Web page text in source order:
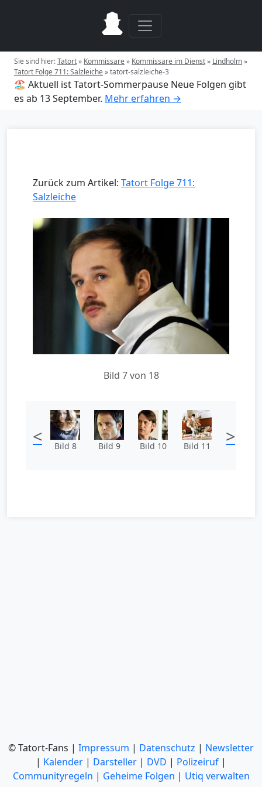
Sie sind hier:Tatort» Kommissare» Kommissare im Dienst» Lindholm»
Tatort Folge 711: Salzleiche»tatort-salzleiche-3
🏖️ Aktuell ist Tatort-Sommerpause Neue Folgen gibt
es ab 13 September. Mehr erfahren →
Zurück zum Artikel: Tatort Folge 711:
Salzleiche
Bild 7 von 18
< Bild 8 Bild 9 Bild 10 Bild 11 >
© Tatort-Fans | Impressum | Datenschutz | Newsletter
| Kalender | Darsteller | DVD | Polizeiruf |
Communityregeln | Geheime Folgen | Utiq verwalten